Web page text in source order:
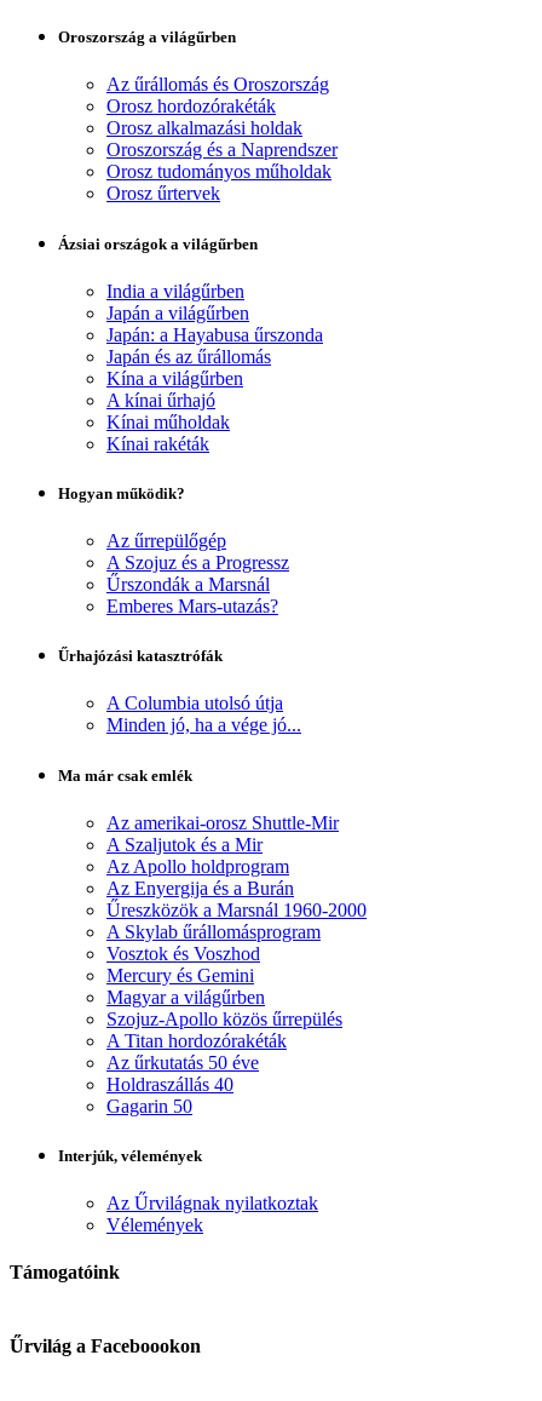
Oroszország a világűrben
Az űrállomás és Oroszország
Orosz hordozórakéták
Orosz alkalmazási holdak
Oroszország és a Naprendszer
Orosz tudományos műholdak
Orosz űrtervek
Ázsiai országok a világűrben
India a világűrben
Japán a világűrben
Japán: a Hayabusa űrszonda
Japán és az űrállomás
Kína a világűrben
A kínai űrhajó
Kínai műholdak
Kínai rakéták
Hogyan működik?
Az űrrepülőgép
A Szojuz és a Progressz
Űrszondák a Marsnál
Emberes Mars-utazás?
Űrhajózási katasztrófák
A Columbia utolsó útja
Minden jó, ha a vége jó...
Ma már csak emlék
Az amerikai-orosz Shuttle-Mir
A Szaljutok és a Mir
Az Apollo holdprogram
Az Enyergija és a Burán
Űreszközök a Marsnál 1960-2000
A Skylab űrállomásprogram
Vosztok és Voszhod
Mercury és Gemini
Magyar a világűrben
Szojuz-Apollo közös űrrepülés
A Titan hordozórakéták
Az űrkutatás 50 éve
Holdraszállás 40
Gagarin 50
Interjúk, vélemények
Az Űrvilágnak nyilatkoztak
Vélemények
Támogatóink
Űrvilág a Faceboookon